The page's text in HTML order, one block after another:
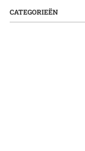
CATEGORIEËN